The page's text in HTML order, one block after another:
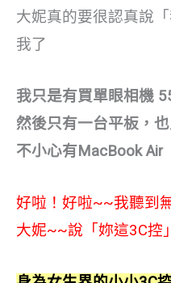
大妮真的要很認真說
我了
我只是有買單眼相機
然後只有一台平板，
不小心有MacBook Air
好啦！好啦~~我聽到
大妮~~說「妳這3C控」